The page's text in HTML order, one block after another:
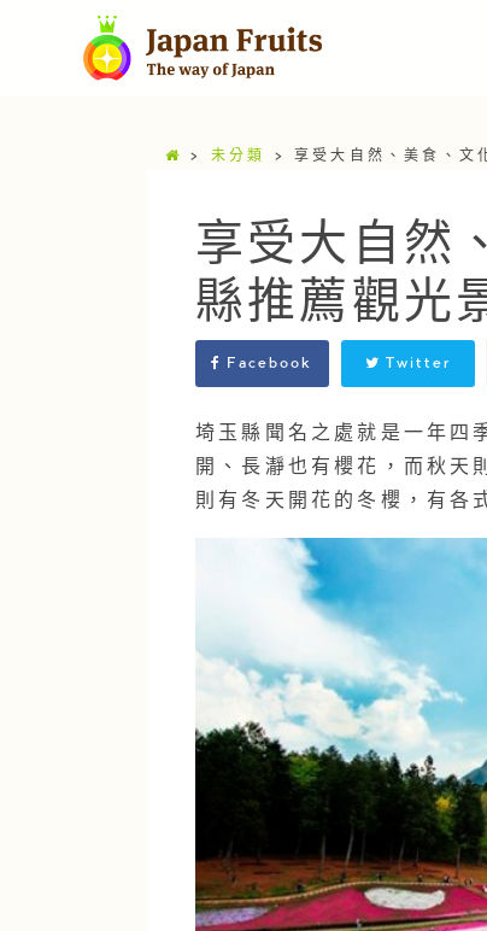
> 未分類 >享受大自然、美食、文
享受大自然
縣推薦觀光
Facebook Twitter
埼玉縣聞名之處就是一年四
開、長瀞也有櫻花，而秋天
則有冬天開花的冬櫻，有各